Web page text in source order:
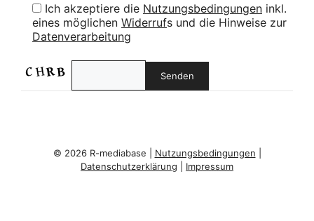
Ich akzeptiere die Nutzungsbedingungen inkl.
eines möglichen Widerrufs und die Hinweise zur
Datenverarbeitung
© 2026 R-mediabase | Nutzungsbedingungen
Datenschutzerklärung
Impressum